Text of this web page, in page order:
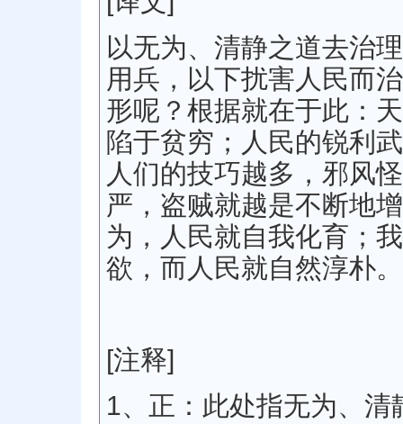
以无为、清静之道去治
用兵，以下扰害人民而
形呢？根据就在于此：
陷于贫穷；人民的锐利
人们的技巧越多，邪风
严，盗贼就越是不断地
为，人民就自我化育；
欲，而人民就自然淳朴。
[注释]
1、正：此处指无为、清